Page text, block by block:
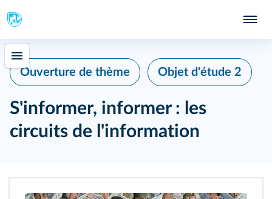
Ouverture de thème Objet d'étude 2
S'informer, informer : les
circuits de l'information